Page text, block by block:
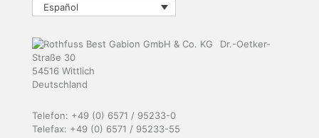
Español
Dr.-Oetker-
Straße 30
54516 Wittlich
Deutschland
Telefon: +49 (0) 6571 / 95233-0
Telefax: +49 (0) 6571 / 95233-55